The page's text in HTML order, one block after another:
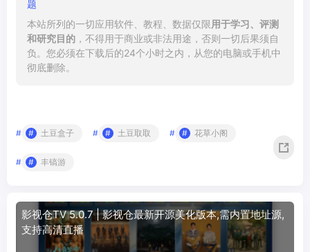
题
本站所列的一切应用软件、教程、数据仅限 用于学习、评测
和研究目的 ，不得用于商业或非法用途，否则一切后果须自
负。您必须在下载后的24个小时之内，从您的电脑或手机中
彻底删除。
# 土豆盒子 # 土豆取取 # 花草小阁
# 丰镐游
影视仓TV 5.0.7 | 影视仓最新开源美化版本,需内置地址源,
支持高清直播